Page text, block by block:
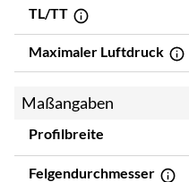
TL/TT
Maximaler Luftdruck
Maßangaben
Profilbreite
Felgendurchmesser